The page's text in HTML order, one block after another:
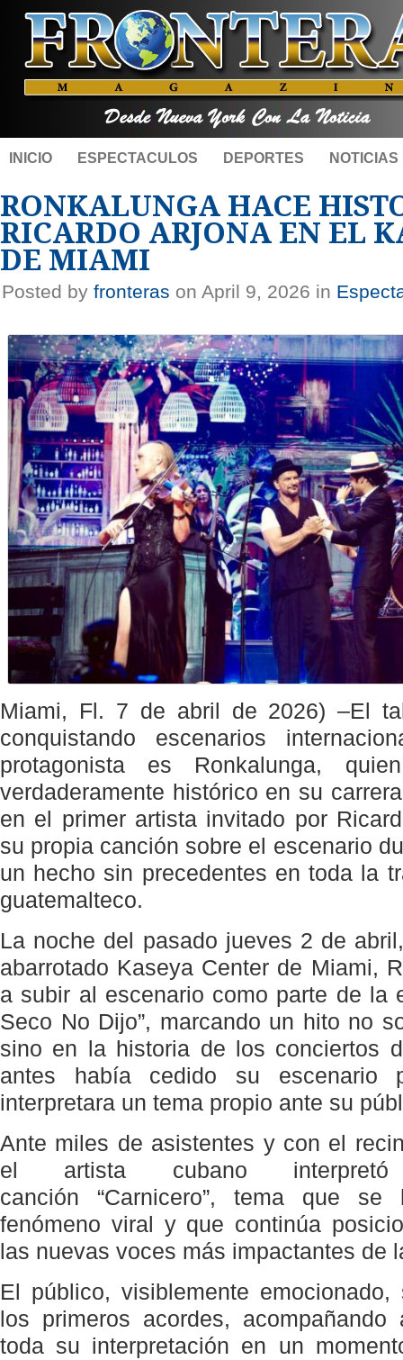
INICIO ESPECTACULOS DEPORTES NOTICIAS
RONKALUNGA HACE
RICARDO ARJONA EN EL
DE MIAMI
Posted by fronteras on April 9, 2026 in
Miami, Fl. 7 de abril de 2026) –El
conquistando escenarios
protagonista es Ronkalunga,
verdaderamente histórico en su
en el primer artista invitado por
su propia canción sobre el escenario
un hecho sin precedentes en toda la
guatemalteco.
La noche del pasado jueves 2 de
abarrotado Kaseya Center de Miami,
a subir al escenario como parte de la
Seco No Dijo”, marcando un hito no
sino en la historia de los conciertos
antes había cedido su escenario
interpretara un tema propio ante su
Ante miles de asistentes y con el
el artista cubano
canción “Carnicero”, tema que
fenómeno viral y que continúa
las nuevas voces más impactantes de
El público, visiblemente
los primeros acordes,
toda su interpretación en un